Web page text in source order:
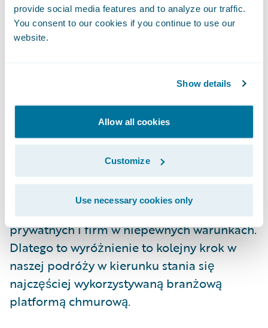
provide social media features and to analyze our traffic.
You consent to our cookies if you continue to use our
website.
Show details
Allow all cookies
Customize
Use necessary cookies only
przetwarzających dane w chmurze.
Zastosowanie takiego rozwiązania pomaga
przyspieszania procesów – mówi Marcus
Ryu, prezes i współzałożyciel Guidewire
Software. – Z punktu widzenia naszej firmy
niesie to ogromną wartość mentalną,
ponieważ w branży ubezpieczeń
majątkowych i osobowych, w której
działamy, nasze procesy mają niebagatelne
znaczenie społeczne – ochronę osób
prywatnych i firm w niepewnych warunkach.
Dlatego to wyróżnienie to kolejny krok w
naszej podróży w kierunku stania się
najczęściej wykorzystywaną branżową
platformą chmurową.